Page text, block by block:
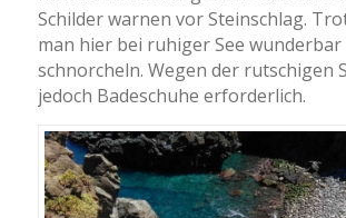
Schilder warnen vor Steinschlag.
man hier bei ruhiger See
schnorcheln. Wegen der rutschigen
jedoch Badeschuhe erforderlich.